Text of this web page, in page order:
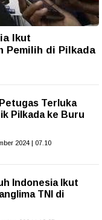
Ikut
Pemilih di Pilkada
Terluka
Pilkada ke Buru
2024 | 07.10
Indonesia Ikut
TNI di